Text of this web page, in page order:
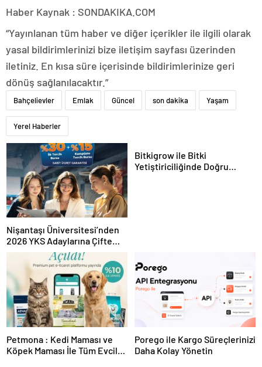
Haber Kaynak : SONDAKIKA.COM
“Yayınlanan tüm haber ve diğer içerikler ile ilgili olarak
yasal bildirimlerinizi bize iletişim sayfası üzerinden
iletiniz. En kısa süre içerisinde bildirimlerinize geri
dönüş sağlanılacaktır.”
Bahçelievler Emlak Güncel son dakika Yaşam
Yerel Haberler
Nişantaşı Üniversitesi’nden
2026 YKS Adaylarına Çifte
Güvence: Sabit Ücret ve
Kesintisiz Burs
Bitkigrow ile Bitki
Yetiştiriciliğinde Doğru
Petmona : Kedi Maması ve
Köpek Maması İle Tüm Evcil
Porego ile Kargo Süreçlerinizi
Daha Kolay Yönetin